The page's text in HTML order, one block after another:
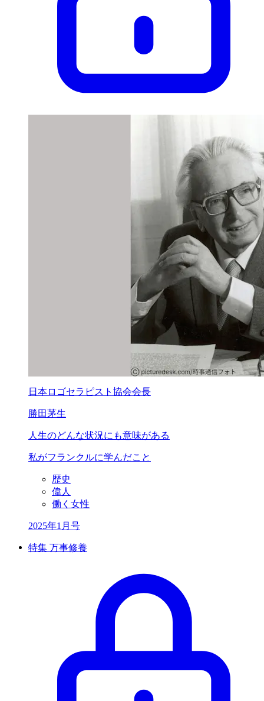
日本ロゴセラピスト協会会長
勝田茅生
人生のどんな状況にも意味がある
私がフランクルに学んだこと
歴史
偉人
働く女性
2025年1月号
特集 万事修養